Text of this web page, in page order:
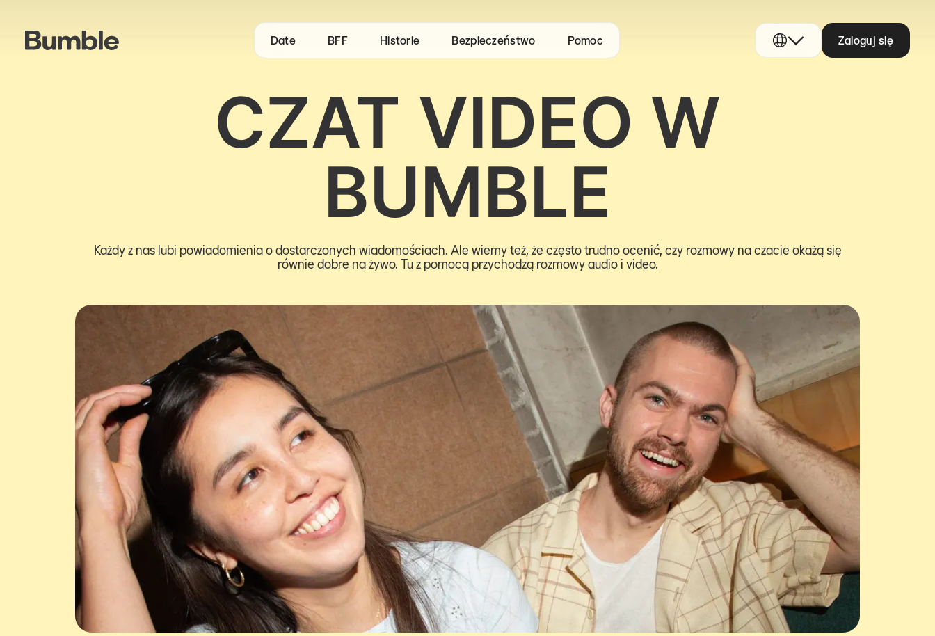
Date BFF Historie Bezpieczeństwo Pomoc Zaloguj się
CZAT VIDEO W
BUMBLE
Każdy z nas lubi powiadomienia o dostarczonych wiadomościach. Ale wiemy też, że często trudno ocenić, czy rozmowy na czacie okażą się
równie dobre na żywo. Tu z pomocą przychodzą rozmowy audio i video.